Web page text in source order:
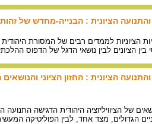
והתנועה הציונית : הבנייה-מחדש של
הציוניות לממדים רבים של המסורת
הציונים לבין נושאי הדגל של הדפוס
הציונית : החזון הציוני
הציוויליזציה היהודית הדגישה התנועה
הגדולים, מצד אחד, לבין הפוליטיקה